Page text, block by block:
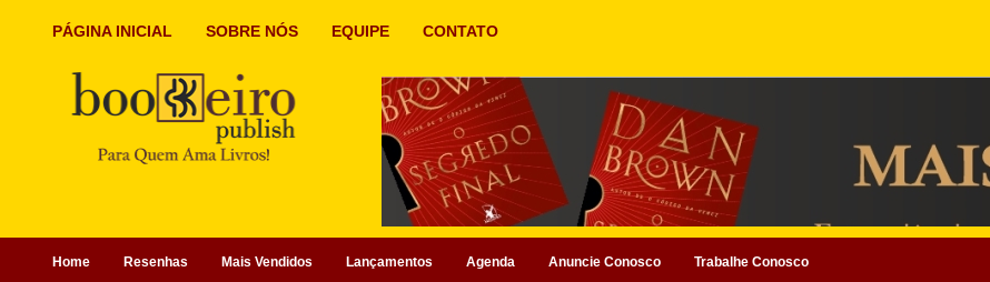
PÁGINA INICIAL SOBRE NÓS EQUIPE CONTATO
Home Resenhas Mais Vendidos Lançamentos Agenda Anuncie Conosco Trabalhe Conosco